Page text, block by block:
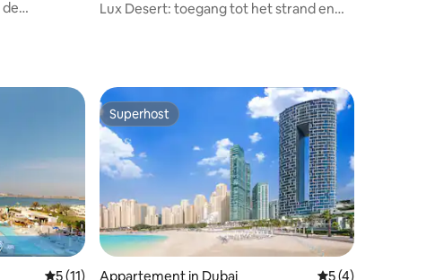
Lux Desert: toegang tot het strand en
4 recensiesGemiddelde beoordeling van 5 op 5, 11 recensies
5 (11)
Superhost
Superhost
Appartement in Dubai Gemiddelde
5 (4)